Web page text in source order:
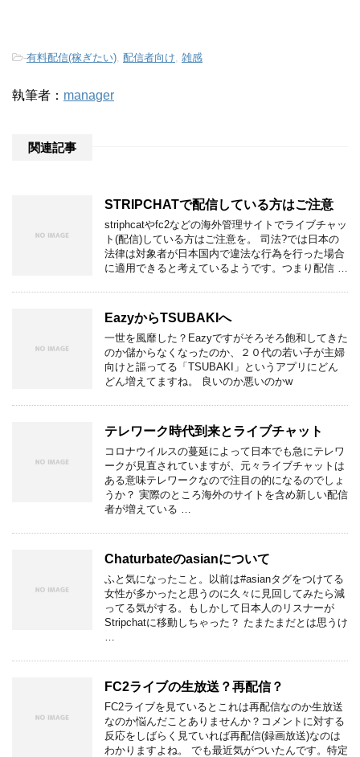
-有料配信(稼ぎたい) 配信者向け 雑感
執筆者： manager
関連記事
STRIPCHATで配信している方はご注意
striphcatやfc2などの海外管理サイトでライブチャッ
ト(配信)している方はご注意を。 司法?では日本の
法律は対象者が日本国内で違法な行為を行った場合
に適用できると考えているようです。つまり配信 …
EazyからTSUBAKIへ
一世を風靡した？Eazyですがそろそろ飽和してきた
のか儲からなくなったのか、２０代の若い子が主婦
向けと謳ってる「TSUBAKI」というアプリにどん
どん増えてますね。 良いのか悪いのかw
テレワーク時代到来とライブチャット
コロナウイルスの蔓延によって日本でも急にテレワ
ークが見直されていますが、元々ライブチャットは
ある意味テレワークなので注目の的になるのでしょ
うか？ 実際のところ海外のサイトを含め新しい配信
者が増えている …
Chaturbateのasianについて
ふと気になったこと。以前は#asianタグをつけてる
女性が多かったと思うのに久々に見回してみたら減
ってる気がする。もしかして日本人のリスナーが
Stripchatに移動しちゃった？ たまたまだとは思うけ
FC2ライブの生放送？再配信？
FC2ライブを見ているとこれは再配信なのか生放送
なのか悩んだことありませんか？コメントに対する
反応をしばらく見ていれば再配信(録画放送)なのは
わかりますよね。 でも最近気がついたんです。特定